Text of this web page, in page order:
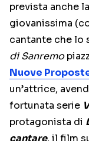
prevista anche
giovanissima
cantante che lo
di Sanremo
Nuove
un’attrice,
fortunata serie
protagonista di
cantare, il film